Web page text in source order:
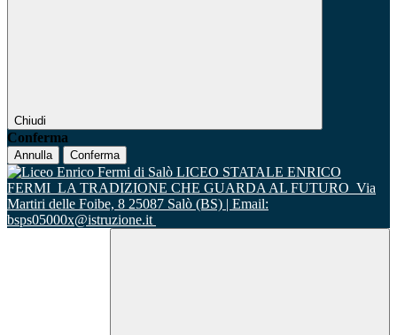
Chiudi
Conferma
Annulla Conferma
LICEO STATALE ENRICO
FERMI LA TRADIZIONE CHE GUARDA AL FUTURO Via
Martiri delle Foibe, 8 25087 Salò (BS) | Email:
bsps05000x@istruzione.it